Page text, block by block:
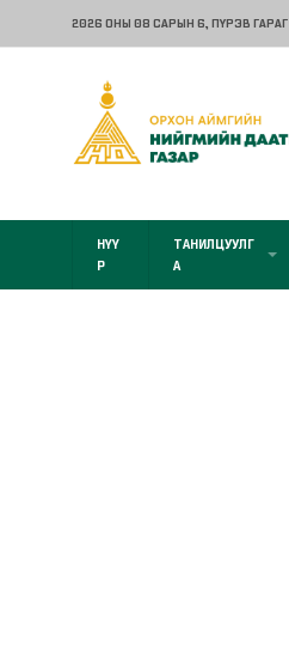
2026 ОНЫ 08 САРЫН 6, ПҮРЭВ ГАРАГ
НҮҮ
Р
ТАНИЛЦУУЛГ
А